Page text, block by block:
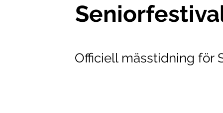
Officiell mässtidning för